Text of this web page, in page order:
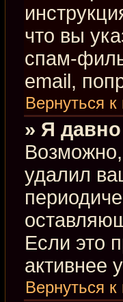
что вы
спам-
email,
Вернуться к
» Я
удалил
Если это
активнее
Вернуться к